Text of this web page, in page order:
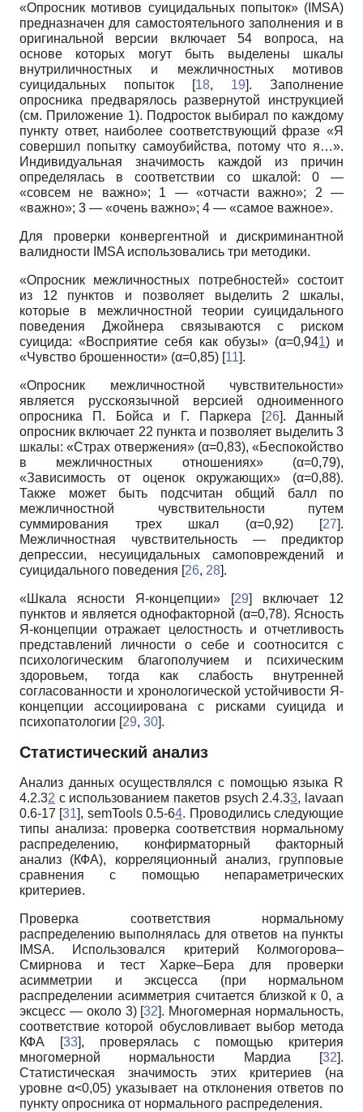
«Опросник мотивов суицидальных попыток» (IMSA)
предназначен для самостоятельного заполнения и в
оригинальной версии включает 54 вопроса, на
основе которых могут быть выделены шкалы
внутриличностных и межличностных мотивов
суицидальных попыток [18, 19]. Заполнение
опросника предварялось развернутой инструкцией
(см. Приложение 1). Подросток выбирал по каждому
пункту ответ, наиболее соответствующий фразе «Я
совершил попытку самоубийства, потому что я…».
Индивидуальная значимость каждой из причин
определялась в соответствии со шкалой: 0 —
«совсем не важно»; 1 — «отчасти важно»; 2 —
«важно»; 3 — «очень важно»; 4 — «самое важное».
Для проверки конвергентной и дискриминантной
валидности IMSA использовались три методики.
«Опросник межличностных потребностей» состоит
из 12 пунктов и позволяет выделить 2 шкалы,
которые в межличностной теории суицидального
поведения Джойнера связываются с риском
суицида: «Восприятие себя как обузы» (α=0,941) и
«Чувство брошенности» (α=0,85) [11].
«Опросник межличностной чувствительности»
является русскоязычной версией одноименного
опросника П. Бойса и Г. Паркера [26]. Данный
опросник включает 22 пункта и позволяет выделить 3
шкалы: «Страх отвержения» (α=0,83), «Беспокойство
в межличностных отношениях» (α=0,79),
«Зависимость от оценок окружающих» (α=0,88).
Также может быть подсчитан общий балл по
межличностной чувствительности путем
суммирования трех шкал (α=0,92) [27].
Межличностная чувствительность — предиктор
депрессии, несуицидальных самоповреждений и
суицидального поведения [26, 28].
«Шкала ясности Я-концепции» [29] включает 12
пунктов и является однофакторной (α=0,78). Ясность
Я-концепции отражает целостность и отчетливость
представлений личности о себе и соотносится с
психологическим благополучием и психическим
здоровьем, тогда как слабость внутренней
согласованности и хронологической устойчивости Я-
концепции ассоциирована с рисками суицида и
психопатологии [29, 30].
Статистический анализ
Анализ данных осуществлялся с помощью языка R
4.2.32 с использованием пакетов psych 2.4.33, lavaan
0.6-17 [31], semTools 0.5-64. Проводились следующие
типы анализа: проверка соответствия нормальному
распределению, конфирматорный факторный
анализ (КФА), корреляционный анализ, групповые
сравнения с помощью непараметрических
критериев.
Проверка соответствия нормальному
распределению выполнялась для ответов на пункты
IMSA. Использовался критерий Колмогорова–
Смирнова и тест Харке–Бера для проверки
асимметрии и эксцесса (при нормальном
распределении асимметрия считается близкой к 0, а
эксцесс — около 3) [32]. Многомерная нормальность,
соответствие которой обусловливает выбор метода
КФА [33], проверялась с помощью критерия
многомерной нормальности Мардиа [32].
Статистическая значимость этих критериев (на
уровне α<0,05) указывает на отклонения ответов по
пункту опросника от нормального распределения.